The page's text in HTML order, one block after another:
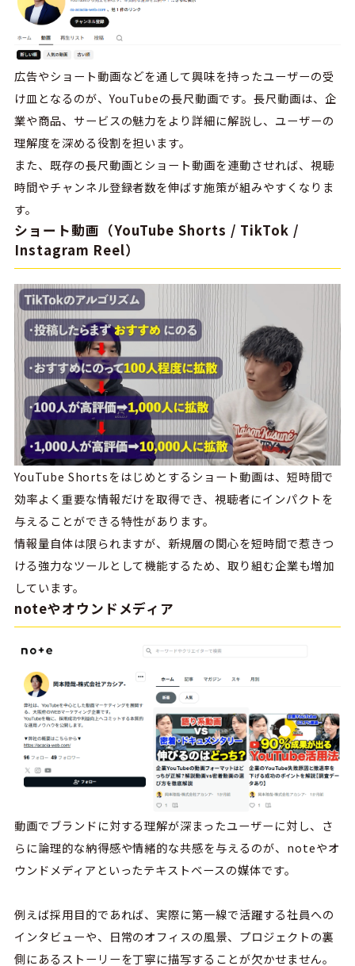
広告やショート動画などを通して興味を持ったユーザーの受
け皿となるのが、YouTubeの長尺動画です。長尺動画は、企
業や商品、サービスの魅力をより詳細に解説し、ユーザーの
理解度を深める役割を担います。
また、既存の長尺動画とショート動画を連動させれば、視聴
時間やチャンネル登録者数を伸ばす施策が組みやすくなりま
す。
ショート動画（YouTube Shorts / TikTok /
Instagram Reel）
YouTube Shortsをはじめとするショート動画は、短時間で
効率よく重要な情報だけを取得でき、視聴者にインパクトを
与えることができる特性があります。
情報量自体は限られますが、新規層の関心を短時間で惹きつ
ける強力なツールとして機能するため、取り組む企業も増加
しています。
noteやオウンドメディア
動画でブランドに対する理解が深まったユーザーに対し、さ
らに論理的な納得感や情緒的な共感を与えるのが、noteやオ
ウンドメディアといったテキストベースの媒体です。
例えば採用目的であれば、実際に第一線で活躍する社員への
インタビューや、日常のオフィスの風景、プロジェクトの裏
側にあるストーリーを丁寧に描写することが欠かせません。